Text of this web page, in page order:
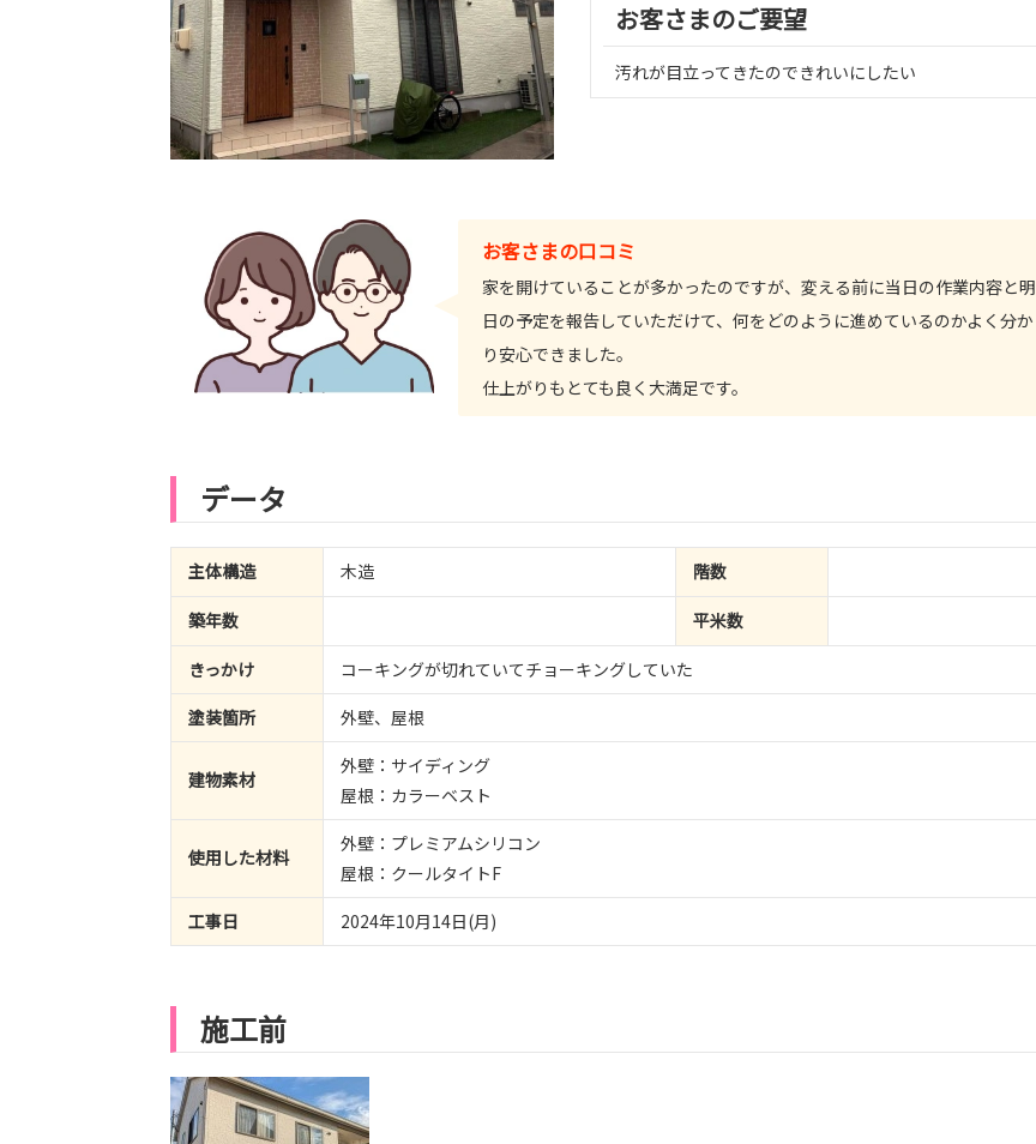
お客さまのご要望
汚れが目立ってきたのできれいにしたい
お客さまの口コミ
家を開けていることが多かったのですが、変える前に当日の作業内容と明
日の予定を報告していただけて、何をどのように進めているのかよく分か
り安心できました。
仕上がりもとても良く大満足です。
データ
主体構造 木造 階数
築年数 平米数
きっかけ
コーキングが切れていてチョーキングしていた
塗装箇所
外壁、屋根
建物素材
外壁：サイディング
屋根：カラーベスト
使用した材料
外壁：プレミアムシリコン
屋根：クールタイトF
工事日
2024年10月14日(月)
施工前